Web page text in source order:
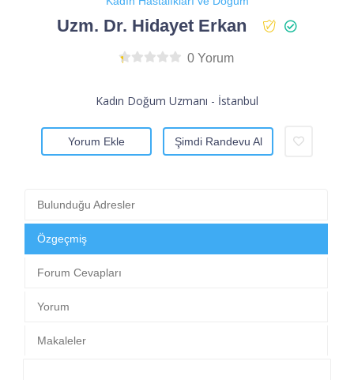
Uzm. Dr. Hidayet Erkan
0 Yorum
Kadın Doğum Uzmanı - İstanbul
Yorum Ekle Şimdi Randevu Al
Bulunduğu Adresler
Özgeçmiş
Forum Cevapları
Yorum
Makaleler